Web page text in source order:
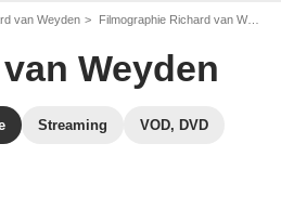
van Weyden Filmographie Richard van Weyden
Weyden
Streaming VOD, DVD